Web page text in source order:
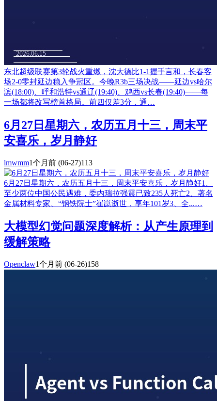
东北超级联赛第3轮战火重燃，沈大德比1-1握手言和，长春客
场2-0零封延边稳入争冠区。今晚R3b三场决战——延边vs哈尔
滨(18:00)、呼和浩特vs通辽(19:40)、鸡西vs长春(19:40)——每
一场都将改写榜首格局。前四仅差3分，通…
6月27日星期六，农历五月十三，周末平
安喜乐，岁月静好
lmwmm1个月前 (06-27)113
6月27日星期六，农历五月十三，周末平安喜乐，岁月静好1、
至少两位中国公民遇难，委内瑞拉强震已致235人死亡2、著名
金属材料专家、“钢铁院士”崔崑逝世，享年101岁3、全...…
大模型幻觉问题深度解析：从产生原理到
缓解策略
Openclaw1个月前 (06-26)158